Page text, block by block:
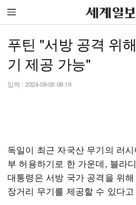
푸틴 "서방 공격 위
기 제공 가능"
입력 : 2024-06-06 08:19
독일이 최근 자국산 무기의 러
부 허용하기로 한 가운데, 블라
대통령은 서방 국가 공격을 위
장거리 무기를 제공할 수 있다